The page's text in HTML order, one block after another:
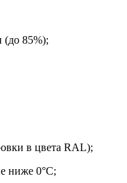
(до 85%);
в цвета RAL);
ниже 0°С;